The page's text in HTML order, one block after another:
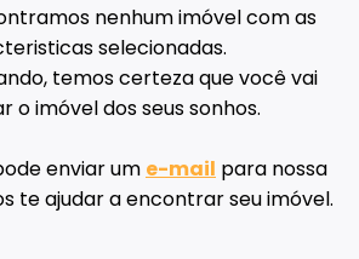
nenhum imóvel com as
selecionadas.
temos certeza que você vai
o imóvel dos seus sonhos.
enviar um e-mail para nossa
te ajudar a encontrar seu imóvel.